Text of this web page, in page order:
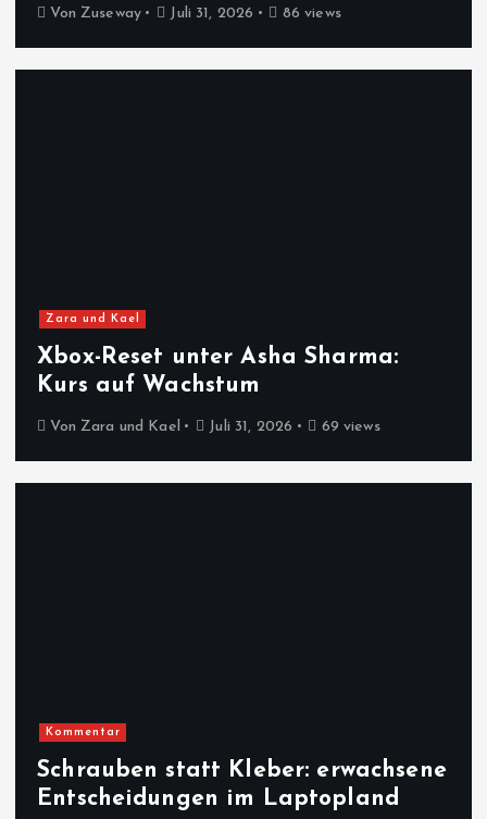
Von Zuseway Juli 31, 2026 86 views
Zara und Kael
Xbox-Reset unter Asha Sharma:
Kurs auf Wachstum
Von Zara und Kael Juli 31, 2026 69 views
Kommentar
Schrauben statt Kleber: erwachsene
Entscheidungen im Laptopland